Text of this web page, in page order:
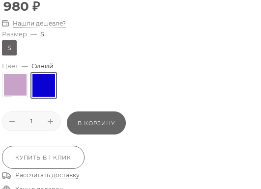
980 ₽
Нашли дешевле?
Размер — S
S
Цвет — Синий
В КОРЗИНУ
КУПИТЬ В 1 КЛИК
Рассчитать доставку